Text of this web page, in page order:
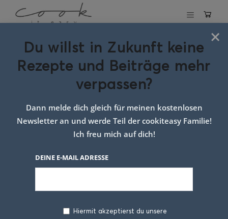
Schlagwort:
Rezeptideen
Weihnachten
×
Du willst in Zukunft keine
Rezepte und Beiträge mehr
verpassen?
Dann melde dich gleich für meinen kostenlosen
Newsletter an und werde Teil der cookiteasy Familie!
Ich freu mich auf dich!
DEINE E-MAIL ADRESSE
Hiermit akzeptierst du unsere